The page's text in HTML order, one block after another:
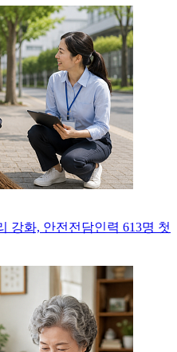
강화, 안전전담인력 613명 첫